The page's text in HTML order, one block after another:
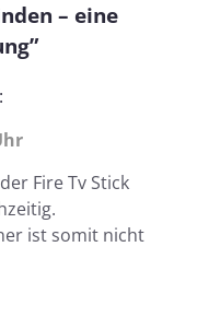
– eine
Fire Tv Stick
ist somit nicht